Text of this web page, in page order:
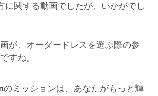
関する動画でしたが、いかがでし
が、オーダードレスを選ぶ際の参
すね。
のミッションは、あなたがもっと輝